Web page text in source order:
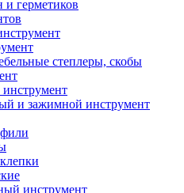
и герметиков
степлеры, скобы
и зажимной инструмент
инструмент